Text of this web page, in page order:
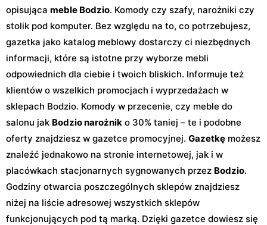
opisująca meble Bodzio. Komody czy szafy, narożniki czy
stolik pod komputer. Bez względu na to, co potrzebujesz,
gazetka jako katalog meblowy dostarczy ci niezbędnych
informacji, które są istotne przy wyborze mebli
odpowiednich dla ciebie i twoich bliskich. Informuje też
klientów o wszelkich promocjach i wyprzedażach w
sklepach Bodzio. Komody w przecenie, czy meble do
salonu jak Bodzio narożnik o 30% taniej – te i podobne
oferty znajdziesz w gazetce promocyjnej. Gazetkę możesz
znaleźć jednakowo na stronie internetowej, jak i w
placówkach stacjonarnych sygnowanych przez Bodzio.
Godziny otwarcia poszczególnych sklepów znajdziesz
niżej na liście adresowej wszystkich sklepów
funkcjonujących pod tą marką. Dzięki gazetce dowiesz się